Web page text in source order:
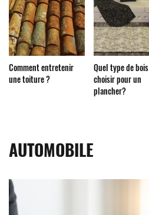
Comment entretenir
une toiture ?
Quel type de bois
choisir pour un
plancher?
AUTOMOBILE